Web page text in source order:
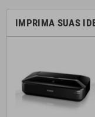
IMPRIMA SUAS